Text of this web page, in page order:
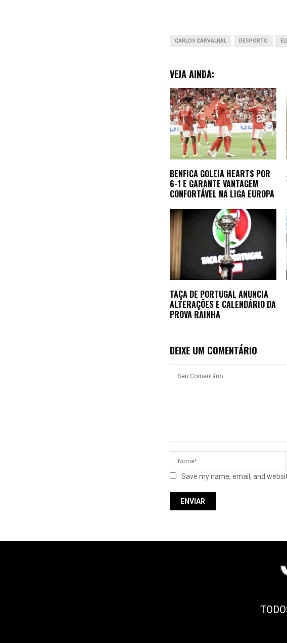
CARLOS CARVALHAL DESPORTO
VEJA AINDA:
BENFICA GOLEIA HEARTS POR
6-1 E GARANTE VANTAGEM
CONFORTÁVEL NA LIGA EUROPA
TAÇA DE PORTUGAL ANUNCIA
ALTERAÇÕES E CALENDÁRIO DA
PROVA RAINHA
DEIXE UM COMENTÁRIO
Save my name, email, and